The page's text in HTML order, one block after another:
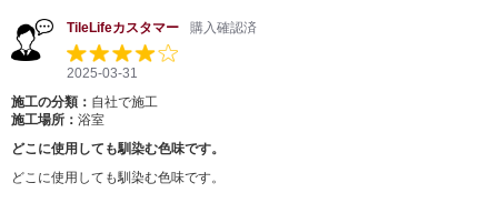
TileLifeカスタマー 購入確認済
2025-03-31
施工の分類： 自社で施工
施工場所： 浴室
どこに使用しても馴染む色味です。
どこに使用しても馴染む色味です。